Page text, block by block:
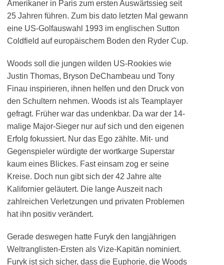
Amerikaner in Paris zum ersten Auswärtssieg seit
25 Jahren führen. Zum bis dato letzten Mal gewann
eine US-Golfauswahl 1993 im englischen Sutton
Coldfield auf europäischem Boden den Ryder Cup.
Woods soll die jungen wilden US-Rookies wie
Justin Thomas, Bryson DeChambeau und Tony
Finau inspirieren, ihnen helfen und den Druck von
den Schultern nehmen. Woods ist als Teamplayer
gefragt. Früher war das undenkbar. Da war der 14-
malige Major-Sieger nur auf sich und den eigenen
Erfolg fokussiert. Nur das Ego zählte. Mit- und
Gegenspieler würdigte der wortkarge Superstar
kaum eines Blickes. Fast einsam zog er seine
Kreise. Doch nun gibt sich der 42 Jahre alte
Kalifornier geläutert. Die lange Auszeit nach
zahlreichen Verletzungen und privaten Problemen
hat ihn positiv verändert.
Gerade deswegen hatte Furyk den langjährigen
Weltranglisten-Ersten als Vize-Kapitän nominiert.
Furyk ist sich sicher, dass die Euphorie, die Woods